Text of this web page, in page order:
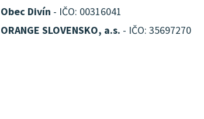
Obec Divín - IČO: 00316041
ORANGE SLOVENSKO, a.s. - IČO: 35697270